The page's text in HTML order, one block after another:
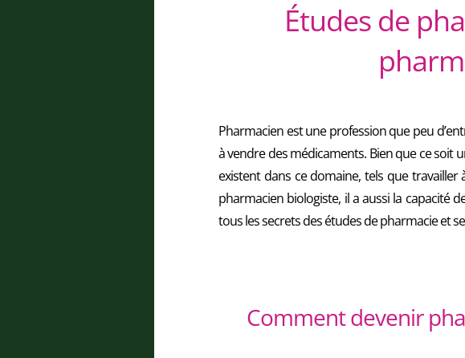
Études de
Pharmacien est une profession que peu
à vendre des médicaments. Bien que ce soit
existent dans ce domaine, tels que
pharmacien biologiste, il a aussi la capacité
tous les secrets des études de pharmacie et
Comment devenir